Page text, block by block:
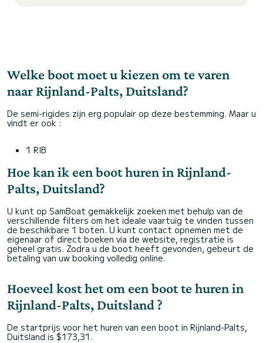
Welke boot moet u kiezen om te varen
naar Rijnland-Palts, Duitsland?
De semi-rigides zijn erg populair op deze bestemming. Maar u
vindt er ook :
1 RIB
Hoe kan ik een boot huren in Rijnland-
Palts, Duitsland?
U kunt op SamBoat gemakkelijk zoeken met behulp van de
verschillende filters om het ideale vaartuig te vinden tussen
de beschikbare 1 boten. U kunt contact opnemen met de
eigenaar of direct boeken via de website, registratie is
geheel gratis. Zodra u de boot heeft gevonden, gebeurt de
betaling van uw booking volledig online.
Hoeveel kost het om een boot te huren in
Rijnland-Palts, Duitsland ?
De startprijs voor het huren van een boot in Rijnland-Palts,
Duitsland is $173,31.